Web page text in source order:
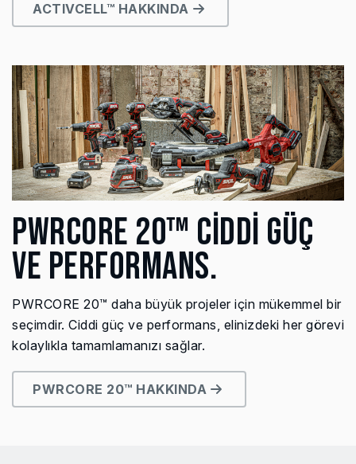
ACTIVCELL™ HAKKINDA
PWRCORE 20™ CİDDİ GÜÇ
VE PERFORMANS.
PWRCORE 20™ daha büyük projeler için mükemmel bir
seçimdir. Ciddi güç ve performans, elinizdeki her görevi
kolaylıkla tamamlamanızı sağlar.
PWRCORE 20™ HAKKINDA